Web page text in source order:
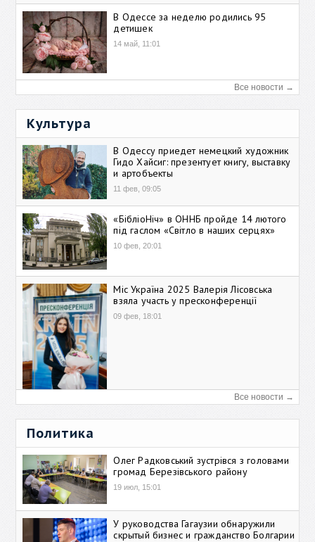
В Одессе за неделю родились 95
детишек
14 май, 11:01
Все новости →
Культура
В Одессу приедет немецкий художник
Гидо Хайсиг: презентует книгу, выставку
и артобъекты
11 фев, 09:05
«БібліоНіч» в ОННБ пройде 14 лютого
під гаслом «Світло в наших серцях»
10 фев, 20:01
Міс Україна 2025 Валерія Лісовська
взяла участь у пресконференції
09 фев, 18:01
Все новости →
Политика
Олег Радковський зустрівся з головами
громад Березівського району
19 июл, 15:01
У руководства Гагаузии обнаружили
скрытый бизнес и гражданство Болгарии